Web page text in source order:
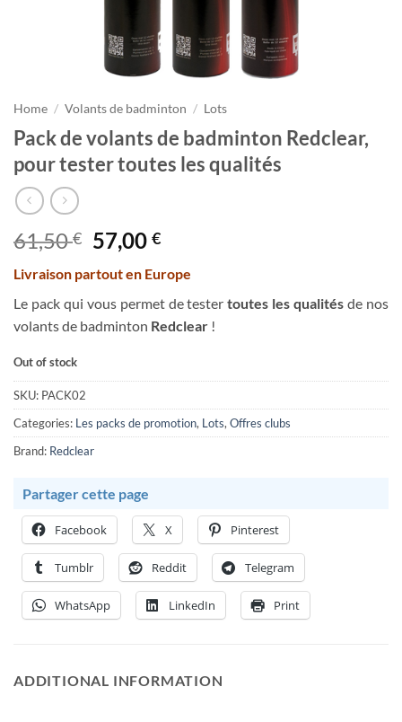
Home / Volants de badminton / Lots
Pack de volants de badminton Redclear,
pour tester toutes les qualités
61,50€
Original
price
was:
61,50 €.
57,00€Current
is:
57,00 €.
Livraison partout en Europe
Le pack qui vous permet de testertoutes les qualités de nos
volants de badminton Redclear !
Out of stock
SKU: PACK02
Categories: Les packs de promotion, Lots,Offres clubs
Brand: Redclear
Partager cette page
Facebook X Pinterest
Tumblr Reddit Telegram
WhatsApp LinkedIn Print
ADDITIONAL INFORMATION